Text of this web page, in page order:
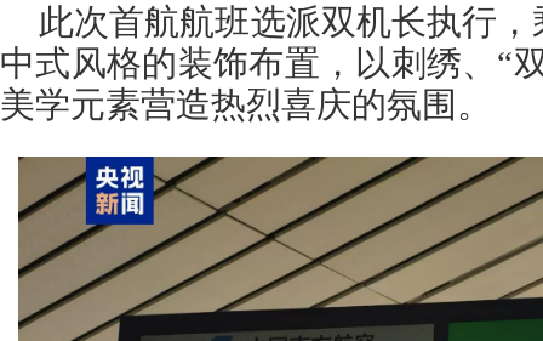
此次首航航班选派双机长执行
中式风格的装饰布置，以刺绣、“
美学元素营造热烈喜庆的氛围。